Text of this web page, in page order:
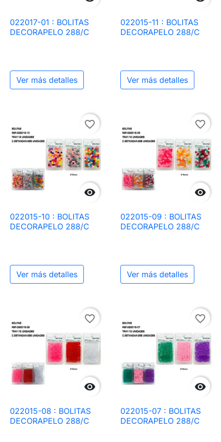
022017-01 : BOLITAS
DECORAPELO 288/C
Ver más detalles
022015-11 : BOLITAS
DECORAPELO 288/C
Ver más detalles

favorite_border
022015-10 : BOLITAS
DECORAPELO 288/C
Ver más detalles

favorite_border
022015-09 : BOLITAS
DECORAPELO 288/C
Ver más detalles

favorite_border
022015-08 : BOLITAS
DECORAPELO 288/C

favorite_border
022015-07 : BOLITAS
DECORAPELO 288/C